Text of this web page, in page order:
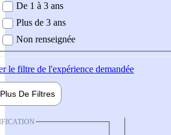
De 1 à 3 ans
Plus de 3 ans
Non renseignée
le filtre de l'expérience demandée
Plus De Filtres